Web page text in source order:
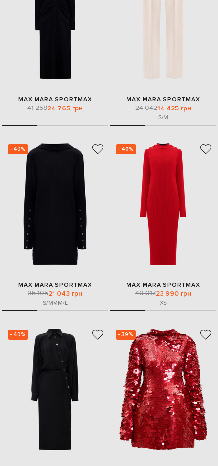
MAX MARA SPORTMAX
41 25824 765 грн
L
MAX MARA SPORTMAX
24 04214 425 грн
S/M
- 40%
MAX MARA SPORTMAX
35 10521 043 грн
S/MMM/L
- 40%
MAX MARA SPORTMAX
40 01723 990 грн
XS
- 40% - 39%